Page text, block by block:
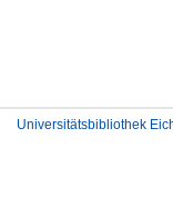
Universitätsbibliothek